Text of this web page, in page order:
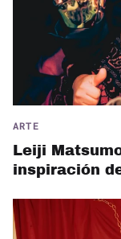
ARTE
Leiji
inspiración